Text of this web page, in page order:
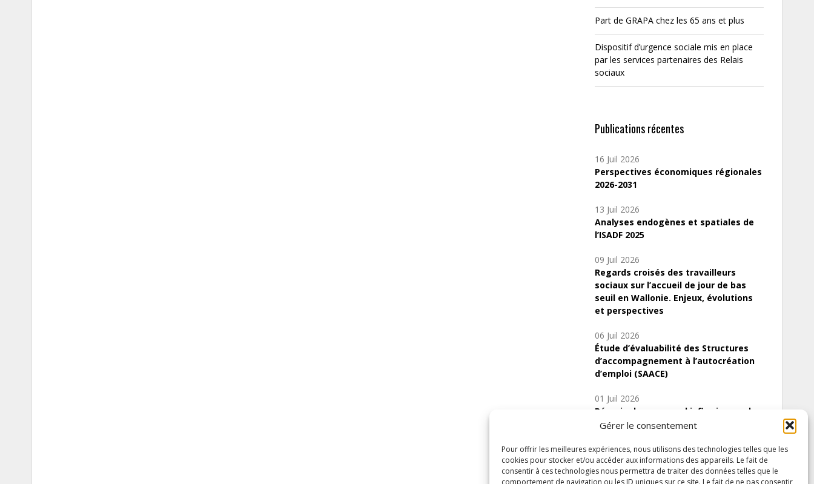
Gérer le consentement
Pour offrir les meilleures expériences, nous utilisons des technologies telles que les
cookies pour stocker et/ou accéder aux informations des appareils. Le fait de
consentir à ces technologies nous permettra de traiter des données telles que le
comportement de navigation ou les ID uniques sur ce site. Le fait de ne pas consentir
Part de GRAPA chez les 65 ans et plus
Dispositif d’urgence sociale mis en place
par les services partenaires des Relais
sociaux
Publications récentes
16 Juil 2026
Perspectives économiques régionales
2026-2031
13 Juil 2026
Analyses endogènes et spatiales de
l’ISADF 2025
09 Juil 2026
Regards croisés des travailleurs
sociaux sur l’accueil de jour de bas
seuil en Wallonie. Enjeux, évolutions
et perspectives
06 Juil 2026
Étude d’évaluabilité des Structures
d’accompagnement à l’autocréation
d’emploi (SAACE)
01 Juil 2026
Pénurie du personnel infirmier :quels
indicateurs d’offre de soins pour